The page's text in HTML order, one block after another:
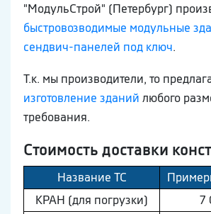
"МодульСтрой" (Петербург)
быстровозводимые модульные
сендвич-панелей под ключ.
Т.к. мы производители, то
изготовление зданий любого
требования.
Стоимость доставки
Название ТС
КРАН (для погрузки)
7